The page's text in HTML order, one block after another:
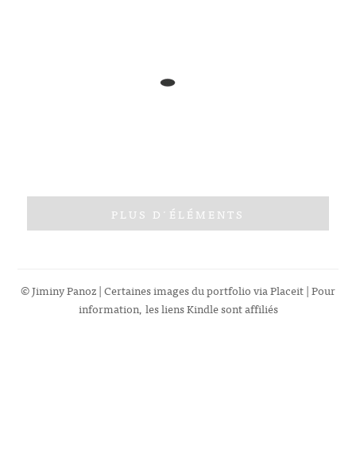
PLUS D'ÉLÉMENTS
© Jiminy Panoz | Certaines images du portfolio viaPlaceit| Pour
information, les liens Kindle sont affiliés